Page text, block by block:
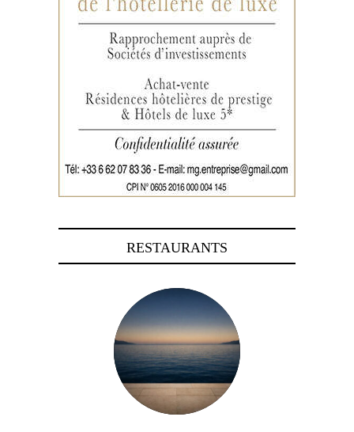
RESTAURANTS